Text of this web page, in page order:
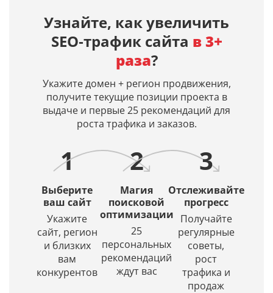
заданным
поисковым
Яндекс
Google.
Получение
выбором
региона
заданной
глубине
проверки
ИИ‑ответы
по
вашим
запросам
и
входит
ли
ваш
в их
источники.
Midjourney,
Dall-
E 3,
AI.
Просто
введите
описание
искусственный
интеллект
создаст
красивое
и
уникальное
изображение.
дату
дату
кэша
страницы
Узнайте, как увеличить
SEO‑трафик сайта в 3+
раза?
Укажите домен + регион продвижения,
получите текущие позиции проекта в
выдаче и первые 25 рекомендаций для
роста трафика и заказов.
1
Выберите
ваш сайт
Укажите
сайт, регион
и близких
вам
конкурентов
2
Магия
поисковой
оптимизации
25
персональных
рекомендаций
ждут вас
3
Отслеживайте
прогресс
Получайте
регулярные
советы,
рост
трафика и
продаж